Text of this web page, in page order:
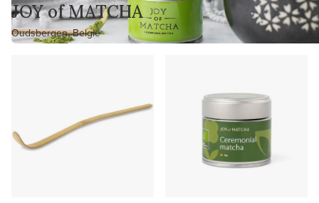
JOY of MATCHA
Oudsbergen, België